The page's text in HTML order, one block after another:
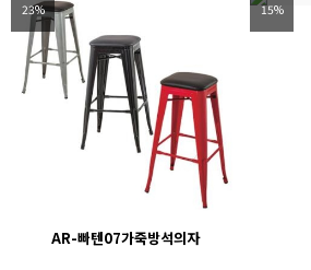
23%
AR-빠텐07가죽방석의자
15%